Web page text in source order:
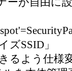
ーが自由に
ズSSID」
るよう仕様